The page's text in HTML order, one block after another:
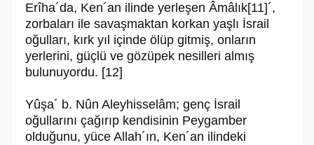
Erîha´da, Ken´an ilinde yerleşen Âmâlık[11]´,
zorbaları ile savaşmaktan korkan yaşlı İsrail
oğulları, kırk yıl içinde ölüp gitmiş, onların
yerlerini, güçlü ve gözüpek nesilleri almış
bulunuyordu. [12]
Yûşa´ b. Nûn Aleyhisselâm; genç İsrail
oğullarını çağırıp kendisinin Peygam­ber
olduğunu, yüce Allah´ın, Ken´an ilindeki